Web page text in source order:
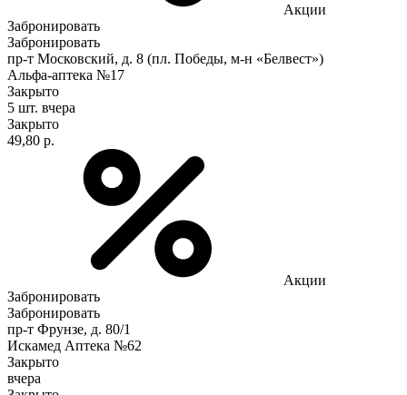
Акции
Забронировать
Забронировать
пр-т Московский, д. 8 (пл. Победы, м-н «Белвест»)
Альфа-аптека №17
Закрыто
5 шт. вчера
Закрыто
49,80 р.
Акции
Забронировать
Забронировать
пр-т Фрунзе, д. 80/1
Искамед Аптека №62
Закрыто
вчера